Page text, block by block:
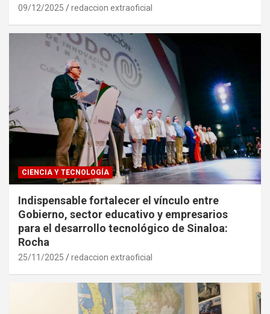
09/12/2025 redaccion extraoficial
CIENCIA Y TECNOLOGÍA
Indispensable fortalecer el vínculo entre
Gobierno, sector educativo y empresarios
para el desarrollo tecnológico de Sinaloa:
Rocha
25/11/2025 redaccion extraoficial